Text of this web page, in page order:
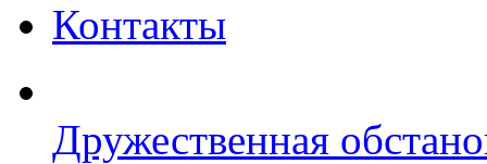
Контакты
Дружественная